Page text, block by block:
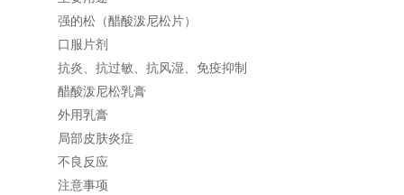
强的松（醋酸泼尼松片）
口服片剂
抗炎、抗过敏、抗风湿、免疫抑制
醋酸泼尼松乳膏
外用乳膏
局部皮肤炎症
不良反应
注意事项